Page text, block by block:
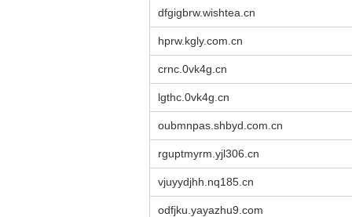
dfgigbrw.wishtea.cn
hprw.kgly.com.cn
crnc.0vk4g.cn
lgthc.0vk4g.cn
oubmnpas.shbyd.com.cn
rguptmyrm.yjl306.cn
vjuyydjhh.nq185.cn
odfjku.yayazhu9.com